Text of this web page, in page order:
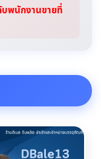
พนักงานขายที่